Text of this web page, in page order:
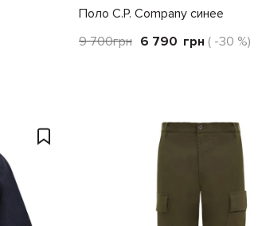
Поло C.P. Company синее
9 700грн 6 790 грн ( -30 %)